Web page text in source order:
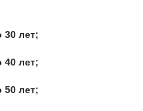
30 лет;
40 лет;
50 лет;